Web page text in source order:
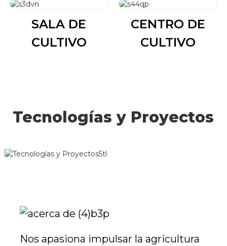
SALA DE
CULTIVO
CENTRO DE
CULTIVO
Tecnologías y Proyectos
Nos apasiona impulsar la agricultura